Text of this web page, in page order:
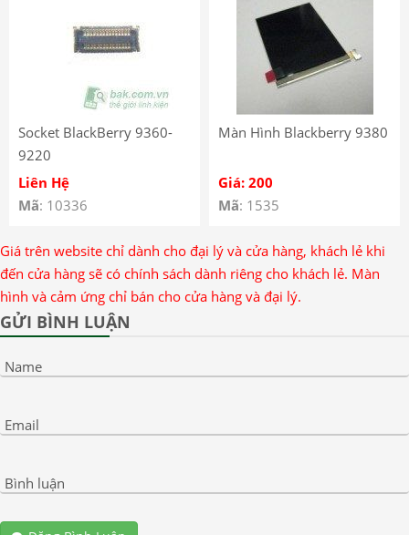
Socket BlackBerry 9360-
9220
Liên Hệ
Mã: 10336
Màn Hình Blackberry 9380
Giá: 200
Mã: 1535
Giá trên website chỉ dành cho đại lý và cửa hàng, khách lẻ khi
đến cửa hàng sẽ có chính sách dành riêng cho khách lẻ. Màn
hình và cảm ứng chỉ bán cho cửa hàng và đại lý.
GỬI BÌNH LUẬN
Name
Email
Bình luận